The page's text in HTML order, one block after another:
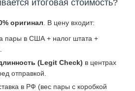
итоговая стоимость?
оригинал . В цену входит:
пары в США + налог штата +
(Legit Check) в центрах
отправкой.
в РФ (вес пары с коробкой